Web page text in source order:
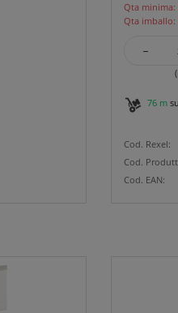
Qta minima:
Qta imballo:
-
76 m
Cod. Rexel:
Cod.
Cod. EAN: